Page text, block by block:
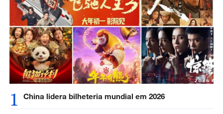
1 China lidera bilheteria mundial em 2026